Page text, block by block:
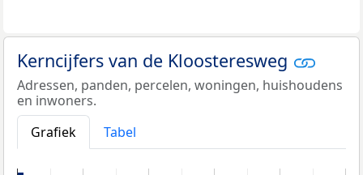
Kerncijfers van de Kloosteresweg
Adressen, panden, percelen, woningen, huishoudens
en inwoners.
Grafiek
Tabel